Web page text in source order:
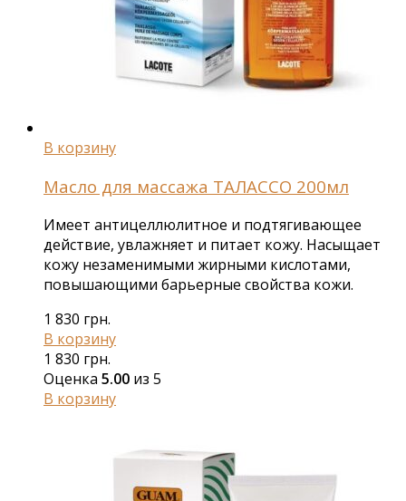
В корзину
Масло для массажа ТАЛАССО 200мл
Имеет антицеллюлитное и подтягивающее
действие, увлажняет и питает кожу. Насыщает
кожу незаменимыми жирными кислотами,
повышающими барьерные свойства кожи.
1 830 грн.
В корзину
1 830 грн.
Оценка 5.00 из 5
В корзину